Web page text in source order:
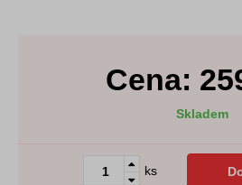
Cena:
Skladem
ks